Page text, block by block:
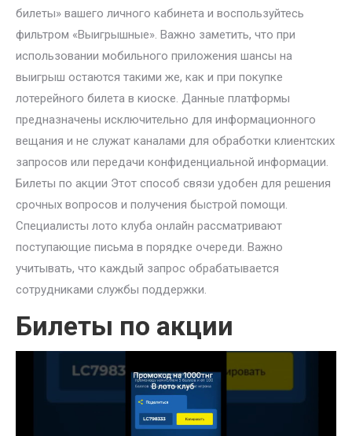
билеты» вашего личного кабинета и воспользуйтесь
фильтром «Выигрышные». Важно заметить, что при
использовании мобильного приложения шансы на
выигрыш остаются такими же, как и при покупке
лотерейного билета в киоске. Данные платформы
предназначены исключительно для информационного
вещания и не служат каналами для обработки клиентских
запросов или передачи конфиденциальной информации.
Билеты по акции Этот способ связи удобен для решения
срочных вопросов и получения быстрой помощи.
Специалисты лото клуба онлайн рассматривают
поступающие письма в порядке очереди. Важно
учитывать, что каждый запрос обрабатывается
сотрудниками службы поддержки.
Билеты по акции